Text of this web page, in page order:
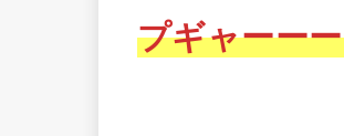
プギャーー